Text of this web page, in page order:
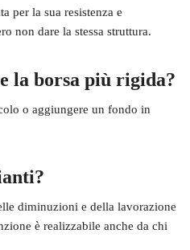
per la sua resistenza e
non dare la stessa struttura.
la borsa più rigida?
o aggiungere un fondo in
diminuzioni e della lavorazione
è realizzabile anche da chi